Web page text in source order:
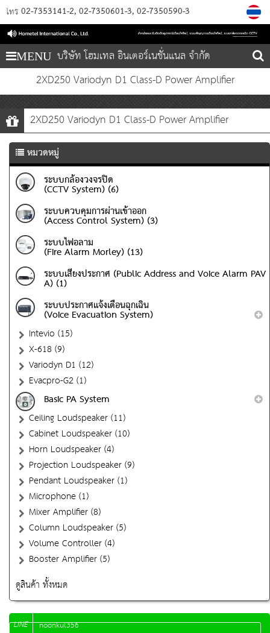
โทร 02-7353141-2 02-7350601-3 02-7350590-3
MENU บริษัท โฮมเทล อินเตอร์เนชั่นแนล จำกัด
2XD250 Variodyn D1 Class-D Power Amplifier
2XD250 Variodyn D1 Class-D Power Amplifier
หมวดหมู่
ระบบกล้องวงจรปิด
(CCTV System) (6)
ระบบควบคุมการผ่านเข้าออก
(Access Control System) (3)
ระบบไฟอลาม
(Fire Alarm Morley) (13)
ระบบเสียงประกาศ (Public Address and Voice Alarm PAV
A) (1)
ระบบประกาศแจ้งเตือนฉุกเฉิน
(Voice Evacuation System)
Intevio (15)
X-618 (9)
Variodyn D1 (12)
Evacpro-G2 (1)
Basic PA System
Ceiling Loudspeaker (11)
Cabinet Loudspeaker (10)
Horn Loudspeaker (4)
Projection Loudspeaker (9)
Pendant Loudspeaker (1)
Microphone (1)
Mixer Amplifier (8)
Column Loudspeaker (5)
Volume Controller (4)
Booster Amplifier (5)
ดูสินค้า ทั้งหมด
LINE noonkul356